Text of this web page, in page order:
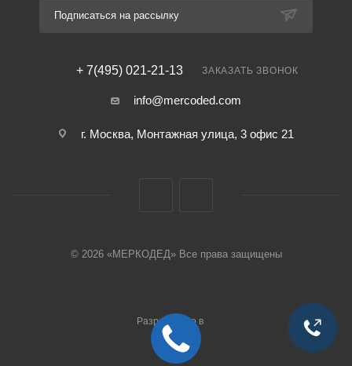
Подписаться на рассылку
+ 7(495) 021-21-13 ЗАКАЗАТЬ ЗВОНОК
info@mercoded.com
г. Москва, Монтажная улица, 3 офис 21
© 2026 «МЕРКОДЕД» Все права защищены
Разработано в